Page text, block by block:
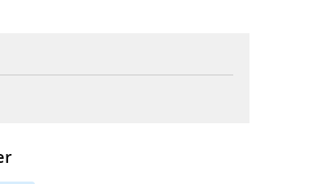
webbplats,
e-postklient,